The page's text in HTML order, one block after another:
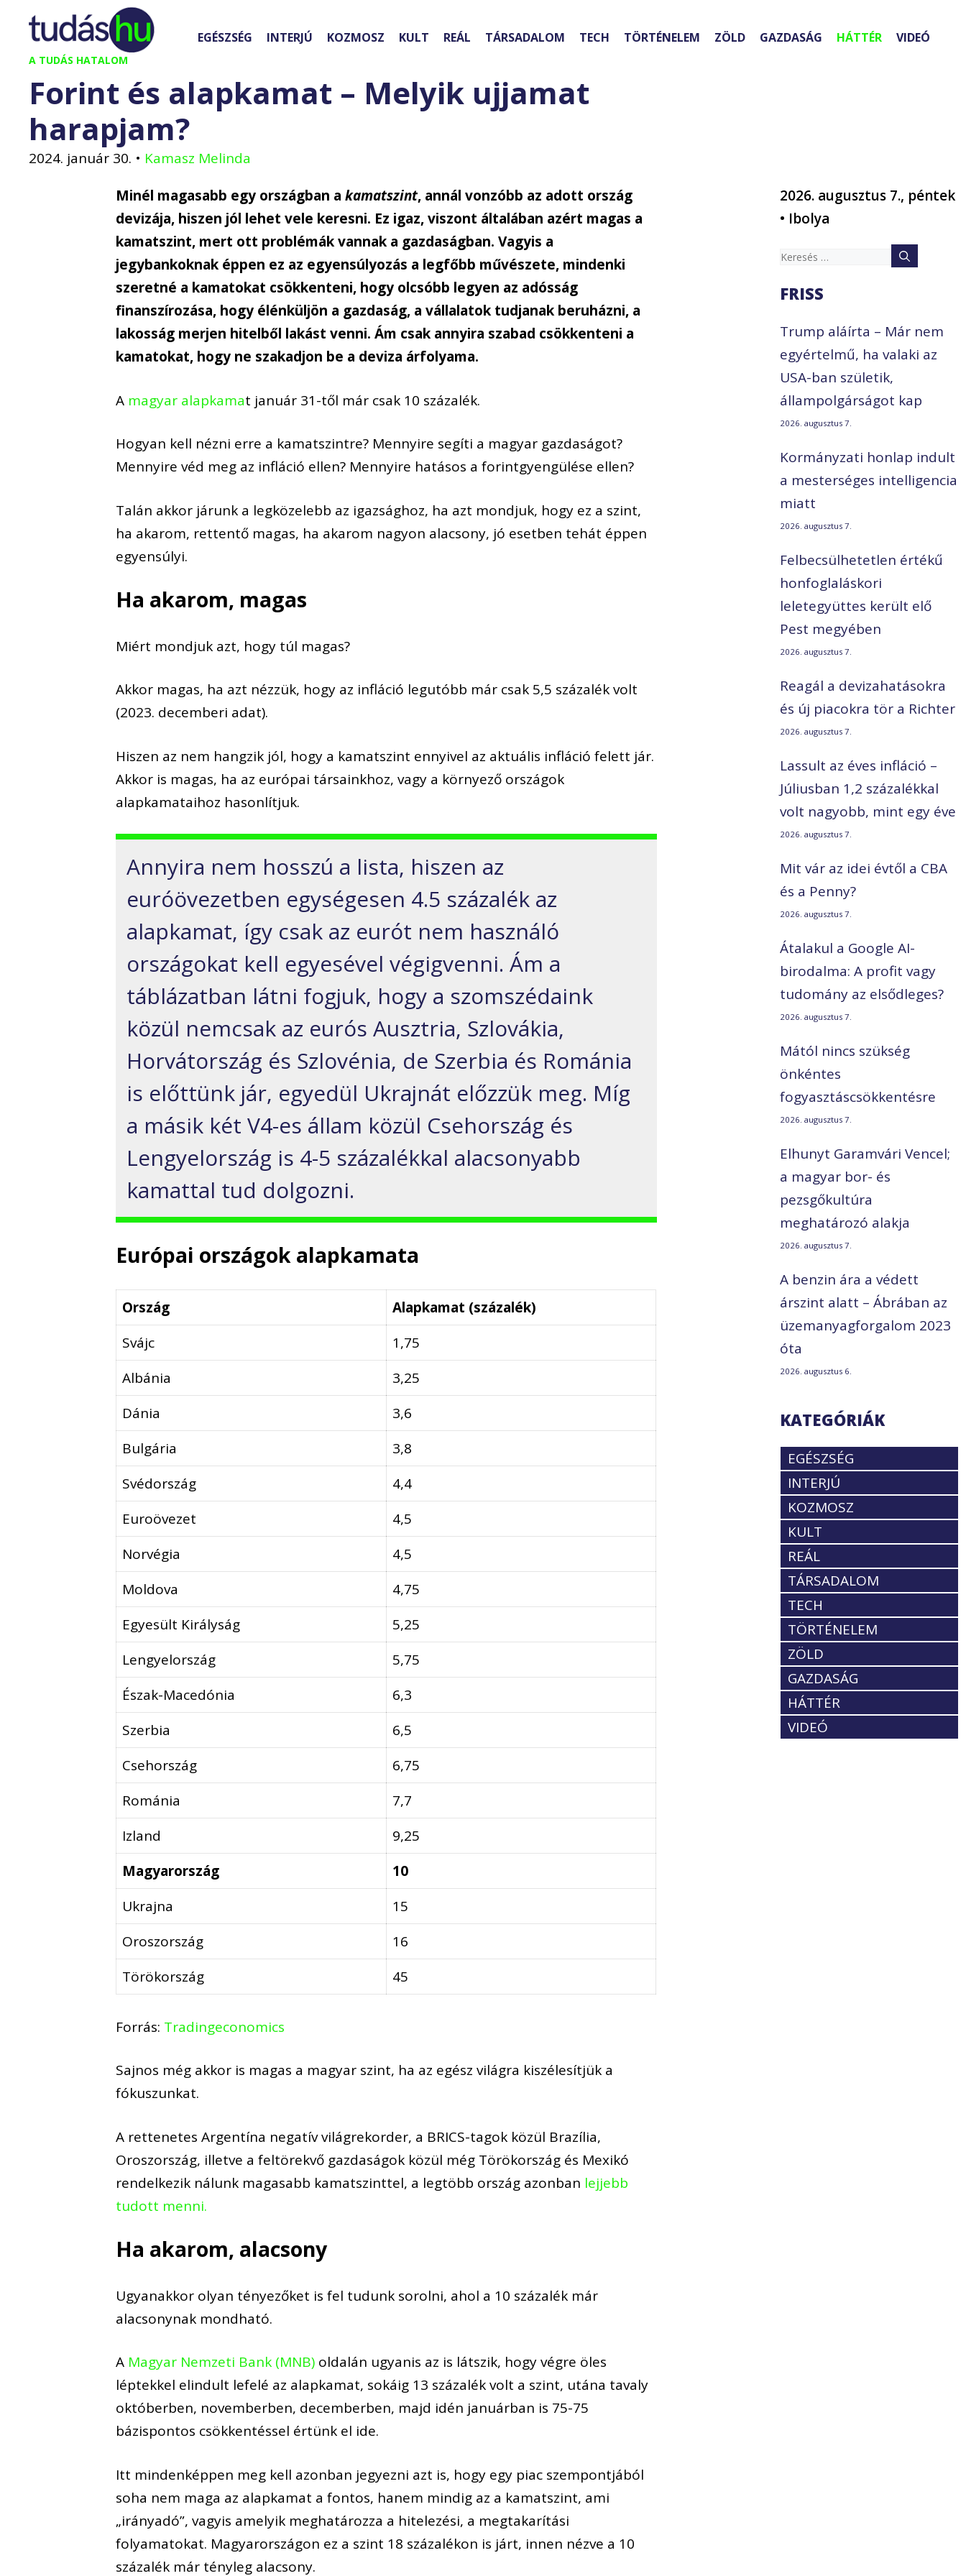
Kilépés
tartalomba
A TUDÁS HATALOM
EGÉSZSÉG INTERJÚ KOZMOSZ KULT REÁL TÁRSADALOM TECH TÖRTÉNELEM ZÖLD GAZDASÁG HÁTTÉR VIDEÓ
Forint és alapkamat – Melyik ujjamat
harapjam?
2024. január 30. • Kamasz Melinda
Minél magasabb egy országban akamatszint, annál vonzóbb az adott ország
devizája, hiszen jól lehet vele keresni. Ez igaz, viszont általában azért magas a
kamatszint, mert ott problémák vannak a gazdaságban. Vagyis a
jegybankoknak éppen ez az egyensúlyozás a legfőbb művészete, mindenki
szeretné a kamatokat csökkenteni, hogy olcsóbb legyen az adósság
finanszírozása, hogy élénküljön a gazdaság, a vállalatok tudjanak beruházni, a
lakosság merjen hitelből lakást venni. Ám csak annyira szabad csökkenteni a
kamatokat, hogy ne szakadjon be a deviza árfolyama.
A magyar alapkamat január 31-től már csak 10 százalék.
Hogyan kell nézni erre a kamatszintre? Mennyire segíti a magyar gazdaságot?
Mennyire véd meg az infláció ellen? Mennyire hatásos a forintgyengülése ellen?
Talán akkor járunk a legközelebb az igazsághoz, ha azt mondjuk, hogy ez a szint,
ha akarom, rettentő magas, ha akarom nagyon alacsony, jó esetben tehát éppen
egyensúlyi.
Ha akarom, magas
Miért mondjuk azt, hogy túl magas?
Akkor magas, ha azt nézzük, hogy az infláció legutóbb már csak 5,5 százalék volt
(2023. decemberi adat).
Hiszen az nem hangzik jól, hogy a kamatszint ennyivel az aktuális infláció felett jár.
Akkor is magas, ha az európai társainkhoz, vagy a környező országok
alapkamataihoz hasonlítjuk.
Annyira nem hosszú a lista, hiszen az
euróövezetben egységesen 4.5 százalék az
alapkamat, így csak az eurót nem használó
országokat kell egyesével végigvenni. Ám a
táblázatban látni fogjuk, hogy a szomszédaink
közül nemcsak az eurós Ausztria, Szlovákia,
Horvátország és Szlovénia, de Szerbia és Románia
is előttünk jár, egyedül Ukrajnát előzzük meg. Míg
a másik két V4-es állam közül Csehország és
Lengyelország is 4-5 százalékkal alacsonyabb
kamattal tud dolgozni.
Európai országok alapkamata
Ország
Alapkamat (százalék)
Svájc
1,75
Albánia
3,25
Dánia
3,6
Bulgária
3,8
Svédország
4,4
Euroövezet
4,5
Norvégia
4,5
Moldova
4,75
Egyesült Királyság
5,25
Lengyelország
5,75
Észak-Macedónia
6,3
Szerbia
6,5
Csehország
6,75
Románia
7,7
Izland
9,25
Magyarország
10
Ukrajna
15
Oroszország
16
Törökország
45
Forrás: Tradingeconomics
Sajnos még akkor is magas a magyar szint, ha az egész világra kiszélesítjük a
fókuszunkat.
A rettenetes Argentína negatív világrekorder, a BRICS-tagok közül Brazília,
Oroszország, illetve a feltörekvő gazdaságok közül még Törökország és Mexikó
rendelkezik nálunk magasabb kamatszinttel, a legtöbb ország azonban lejjebb
tudott menni.
Ha akarom, alacsony
Ugyanakkor olyan tényezőket isfel tudunk sorolni, ahol a 10 százalék már
alacsonynak mondható.
A Magyar Nemzeti Bank (MNB) oldalán ugyanis az is látszik, hogy végre öles
léptekkel elindult lefelé az alapkamat, sokáig 13 százalék volt a szint, utána tavaly
októberben, novemberben, decemberben, majd idén januárban is 75-75
bázispontos csökkentéssel értünk el ide.
Itt mindenképpen meg kell azonban jegyezni azt is, hogy egy piac szempontjából
soha nem maga az alapkamat a fontos, hanem mindig az a kamatszint, ami
„irányadó”, vagyis amelyik meghatározza a hitelezési, a megtakarítási
folyamatokat. Magyarországon ez a szint 18 százalékon is járt, innen nézve a 10
százalék már tényleg alacsony.
2026. augusztus 7., péntek
• Ibolya
Keresés:
FRISS
Trump aláírta – Már nem
egyértelmű, ha valaki az
USA-ban születik,
állampolgárságot kap
2026. augusztus 7.
Kormányzati honlap indult
a mesterséges intelligencia
miatt
2026. augusztus 7.
Felbecsülhetetlen értékű
honfoglaláskori
leletegyüttes került elő
Pest megyében
2026. augusztus 7.
Reagál a devizahatásokra
és új piacokra tör a Richter
2026. augusztus 7.
Lassult az éves infláció –
Júliusban 1,2 százalékkal
volt nagyobb, mint egy éve
2026. augusztus 7.
Mit vár az idei évtől a CBA
és a Penny?
2026. augusztus 7.
Átalakul a Google AI-
birodalma: A profit vagy
tudomány az elsődleges?
2026. augusztus 7.
Mától nincs szükség
önkéntes
fogyasztáscsökkentésre
2026. augusztus 7.
Elhunyt Garamvári Vencel;
a magyar bor- és
pezsgőkultúra
meghatározó alakja
2026. augusztus 7.
A benzin ára a védett
árszint alatt – Ábrában az
üzemanyagforgalom 2023
óta
2026. augusztus 6.
KATEGÓRIÁK
EGÉSZSÉG
INTERJÚ
KOZMOSZ
KULT
REÁL
TÁRSADALOM
TECH
TÖRTÉNELEM
ZÖLD
GAZDASÁG
HÁTTÉR
VIDEÓ